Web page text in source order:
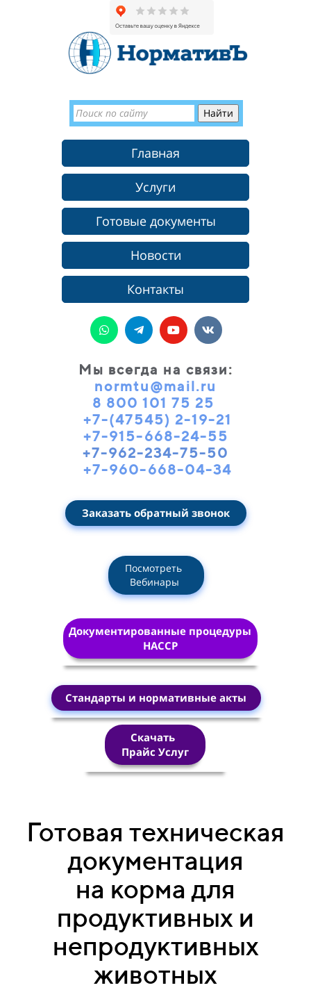
Главная
Услуги
Готовые документы
Новости
Контакты
Мы всегда на связи:
normtu@mail.ru
8 800 101 75 25
+7-(47545) 2-19-21
+7-915-668-24-55
+7-962-234-75-50
+7-960-668-04-34
Заказать обратный звонок
Посмотреть
Вебинары
Скачать
Прайс Услуг
Документированные процедуры
HACCP
Стандарты и нормативные акты
Готовая техническая
документация
на корма для
продуктивных и
непродуктивных
животных